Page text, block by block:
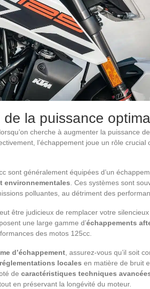
la puissance
cherche à augmenter la puissance
l’échappement joue un rôle crucial
sont généralement équipées d’un
environnementales. Ces systèmes sont
polluantes, au détriment des
être judicieux de remplacer votre
une large gamme d’échappements
des motos 125cc.
d’échappement, assurez-vous qu’il soit
réglementations locales en matière de bruit
de caractéristiques techniques
en préservant la longévité du moteur.